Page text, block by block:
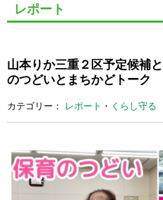
レポート
山本りか三重２区予定候補
のつどいとまちかどトーク
カテゴリー： レポート ・ くらし守る